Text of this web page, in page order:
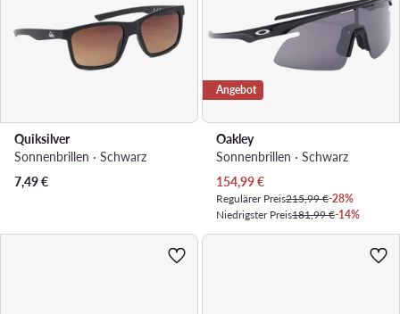
Quiksilver
Sonnenbrillen · Schwarz
7,49€
Angebot
Oakley
Sonnenbrillen · Schwarz
Aktueller Preis
154,99€
Regulärer Preis215,99 €-28%
Niedrigster Preis181,99 €-14%